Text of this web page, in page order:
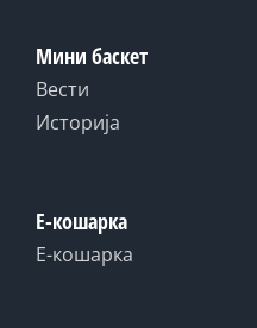
Мини баскет
Вести
Историја
Е-кошарка
Е-кошарка